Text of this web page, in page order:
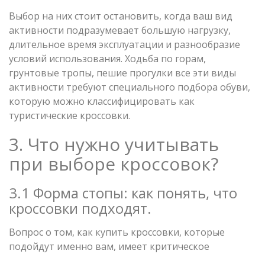
Выбор на них стоит остановить, когда ваш вид
активности подразумевает большую нагрузку,
длительное время эксплуатации и разнообразие
условий использования. Ходьба по горам,
грунтовые тропы, пешие прогулки все эти виды
активности требуют специального подбора обуви,
которую можно классифицировать как
туристические кроссовки.
3. Что нужно учитывать
при выборе кроссовок?
3.1 Форма стопы: как понять, что
кроссовки подходят.
Вопрос о том, как купить кроссовки, которые
подойдут именно вам, имеет критическое